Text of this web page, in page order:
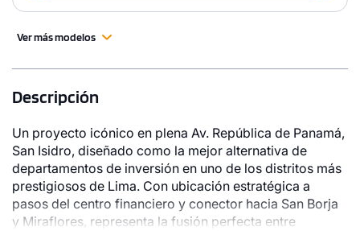
Ver más modelos
Descripción
Un proyecto icónico en plena Av. República de Panamá,
San Isidro, diseñado como la mejor alternativa de
departamentos de inversión en uno de los distritos más
prestigiosos de Lima. Con ubicación estratégica a
pasos del centro financiero y conector hacia San Borja
y Miraflores, representa la fusión perfecta entre